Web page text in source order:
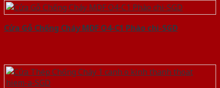
Cửa Gỗ Chống Cháy MDF O4-C1 Phào chi-SGD